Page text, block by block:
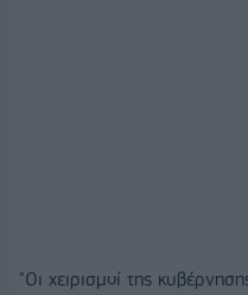
"Οι χειρισμοί της